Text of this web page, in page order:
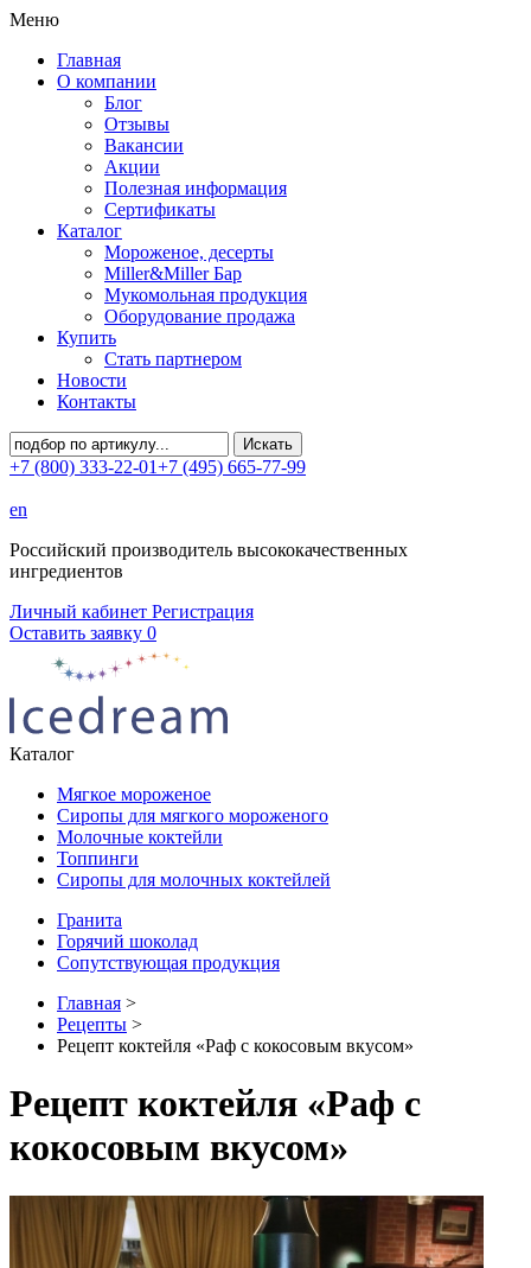
Меню
Главная
О компании
Блог
Отзывы
Вакансии
Акции
Полезная информация
Сертификаты
Каталог
Мороженое, десерты
Miller&Miller Бар
Мукомольная продукция
Оборудование продажа
Купить
Стать партнером
Новости
Контакты
+7 (800) 333-22-01+7 (495) 665-77-99
en
Российский производитель высококачественных
ингредиентов
Личный кабинет Регистрация
Оставить заявку 0
Каталог
Мягкое мороженое
Сиропы для мягкого мороженого
Молочные коктейли
Топпинги
Сиропы для молочных коктейлей
Гранита
Горячий шоколад
Сопутствующая продукция
Главная >
Рецепты >
Рецепт коктейля «Раф с кокосовым вкусом»
Рецепт коктейля «Раф с
кокосовым вкусом»